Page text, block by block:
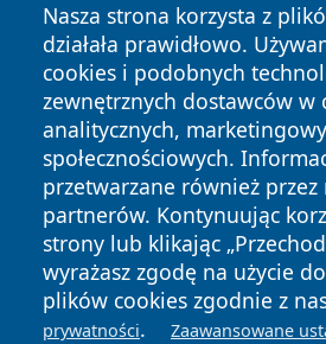
Nasza strona korzysta z
działała prawidłowo.
cookies i podobnych
zewnętrznych dostawców w
analitycznych,
społecznościowych.
przetwarzane również przez
partnerów. Kontynuując
strony lub klikając
wyrażasz zgodę na użycie
plików cookies zgodnie z
prywatności. Zaawansowane
Copyright © 2026 przemyslonline.pl
zastrzeżone.
News Autorzy
Polityka